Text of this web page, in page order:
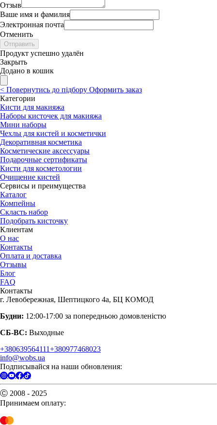
Отзыв
Ваше имя и фамилия
Электронная почта
Отменить
Отправить
Продукт успешно удалён
Закрыть
Додано в кошик
< Повернутись до підбору Оформить заказ
Категории
Кисти для макияжа
Наборы кисточек для макияжа
Мини наборы
Чехлы для кистей и косметички
Декоративная косметика
Косметические аксессуары
Подарочные сертификаты
Кисти для косметологии
Очищение кистей
Сервисы и преимущества
Каталог
Компейны
Скласть набор
Подобрать кисточку
Клиентам
О нас
Контакты
Оплата и доставка
Отзывы
Блог
FAQ
Контакты
г. Левобережная, Шептицкого 4а, БЦ КОМОД
Будни: 12:00-17:00 за попередньою домовленістю
СБ-ВС: Выходные
+380639564111+380977468023
info@wobs.ua
Подписывайся на наши обновления:
Ⓒ 2008 - 2025
Принимаем оплату: